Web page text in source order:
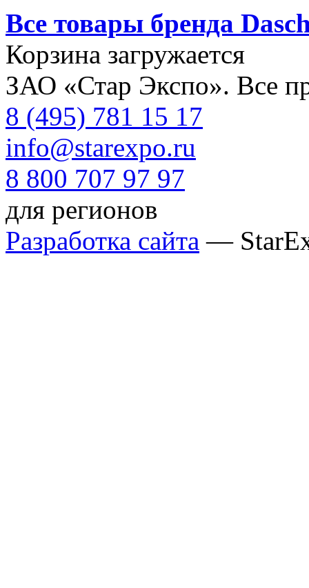
Все товары бренда
Корзина загружается
ЗАО «Стар Экспо». Все
8 (495) 781 15 17
info@starexpo.ru
8 800 707 97 97
для регионов
Разработка сайта —